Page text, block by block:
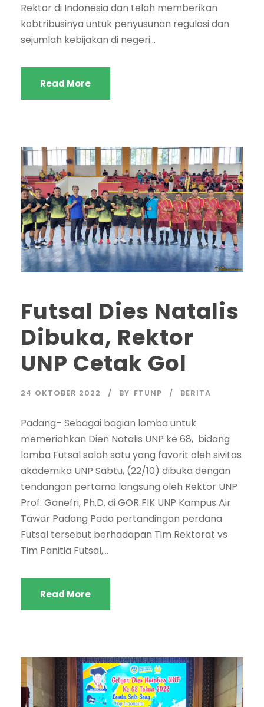
Rektor di Indonesia dan telah memberikan
kobtribusinya untuk penyusunan regulasi dan
sejumlah kebijakan di negeri...
Read More
Futsal Dies Natalis
Dibuka, Rektor
UNP Cetak Gol
24 OKTOBER 2022 BY FTUNP BERITA
Padang– Sebagai bagian lomba untuk
memeriahkan Dien Natalis UNP ke 68, bidang
lomba Futsal salah satu yang favorit oleh sivitas
akademika UNP Sabtu, (22/10) dibuka dengan
tendangan pertama langsung oleh Rektor UNP
Prof. Ganefri, Ph.D. di GOR FIK UNP Kampus Air
Tawar Padang Pada pertandingan perdana
Futsal tersebut berhadapan Tim Rektorat vs
Tim Panitia Futsal,...
Read More